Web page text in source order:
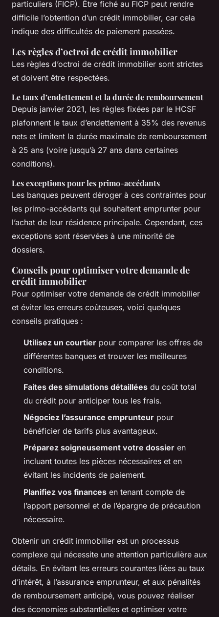
particuliers (FICP). Être fiché au FICP peut rendre
difficile l’obtention d’un crédit immobilier, car cela
indique des difficultés de paiement passées.
Les règles d’octroi de crédit immobilier
Les règles d’octroi de crédit immobilier sont strictes
et doivent être respectées.
Le taux d’endettement et la durée de remboursement
Depuis janvier 2021, les règles fixées par le HCSF
plafonnent le taux d’endettement à 35% des revenus
nets et limitent la durée maximale de remboursement
à 25 ans (voire jusqu’à 27 ans dans certaines
conditions).
Les exceptions pour les primo-accédants
Les banques peuvent déroger à ces contraintes pour
les primo-accédants qui souhaitent emprunter pour
l’achat de leur résidence principale. Cependant, ces
exceptions sont réservées à une minorité de
dossiers.
Conseils pour optimiser votre demande de
crédit immobilier
Pour optimiser votre demande de crédit immobilier
et éviter les erreurs coûteuses, voici quelques
conseils pratiques :
Utilisez un courtier pour comparer les offres de
différentes banques et trouver les meilleures
conditions.
Faites des simulations détaillées du coût total
du crédit pour anticiper tous les frais.
Négociez l’assurance emprunteur pour
bénéficier de tarifs plus avantageux.
Préparez soigneusement votre dossier en
incluant toutes les pièces nécessaires et en
évitant les incidents de paiement.
Planifiez vos finances en tenant compte de
l’apport personnel et de l’épargne de précaution
nécessaire.
Obtenir un crédit immobilier est un processus
complexe qui nécessite une attention particulière aux
détails. En évitant les erreurs courantes liées au taux
d’intérêt, à l’assurance emprunteur, et aux pénalités
de remboursement anticipé, vous pouvez réaliser
des économies substantielles et optimiser votre